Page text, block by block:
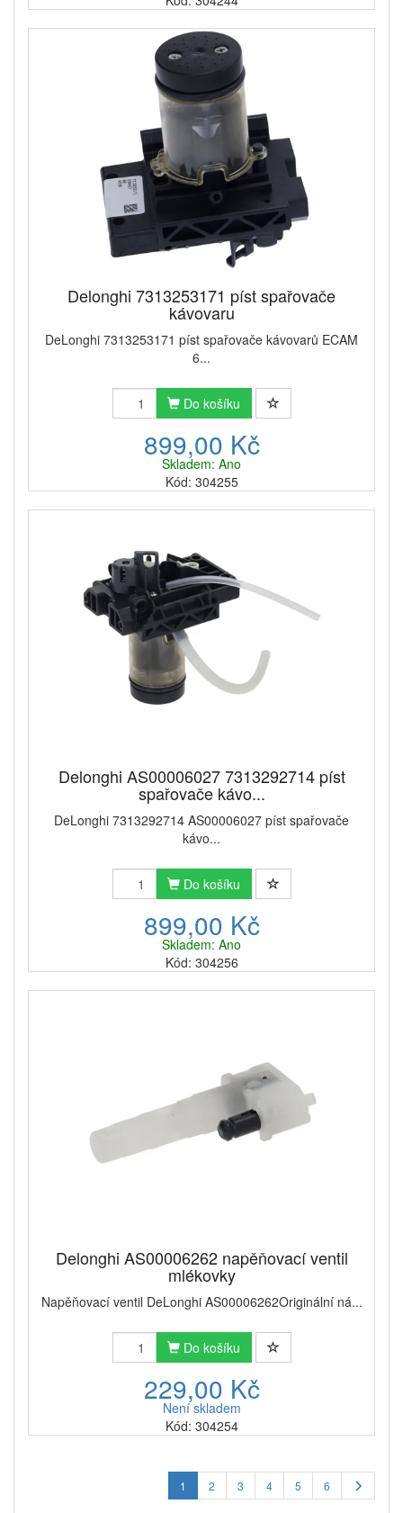
Delonghi 7313253171 píst spařovače
kávovaru
DeLonghi 7313253171 píst spařovače kávovarů ECAM
6...
Do košíku
899,00 Kč
Skladem: Ano
Kód: 304255
Delonghi AS00006027 7313292714 píst
spařovače kávo...
DeLonghi 7313292714 AS00006027 píst spařovače
kávo...
Do košíku
899,00 Kč
Skladem: Ano
Kód: 304256
Delonghi AS00006262 napěňovací ventil
mlékovky
Napěňovací ventil DeLonghi AS00006262Originální ná...
Do košíku
229,00 Kč
Není skladem
Kód: 304254
1 2 3 4 5 6